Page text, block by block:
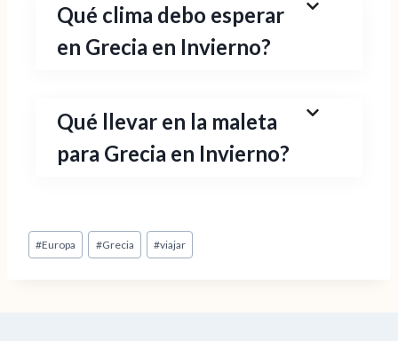
Qué clima debo esperar
en Grecia en Invierno?
Qué llevar en la maleta
para Grecia en Invierno?
Etiquetas
de
#Europa #Grecia #viajar